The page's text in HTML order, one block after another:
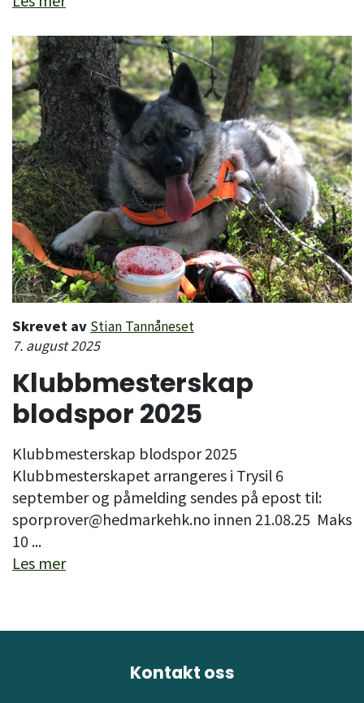
Skrevet av Stian Tannåneset
7. august 2025
Klubbmesterskap
blodspor 2025
Klubbmesterskap blodspor 2025
Klubbmesterskapet arrangeres i Trysil 6
september og påmelding sendes på epost til:
sporprover@hedmarkehk.no innen 21.08.25 Maks
10 ...
Les mer
Kontakt oss